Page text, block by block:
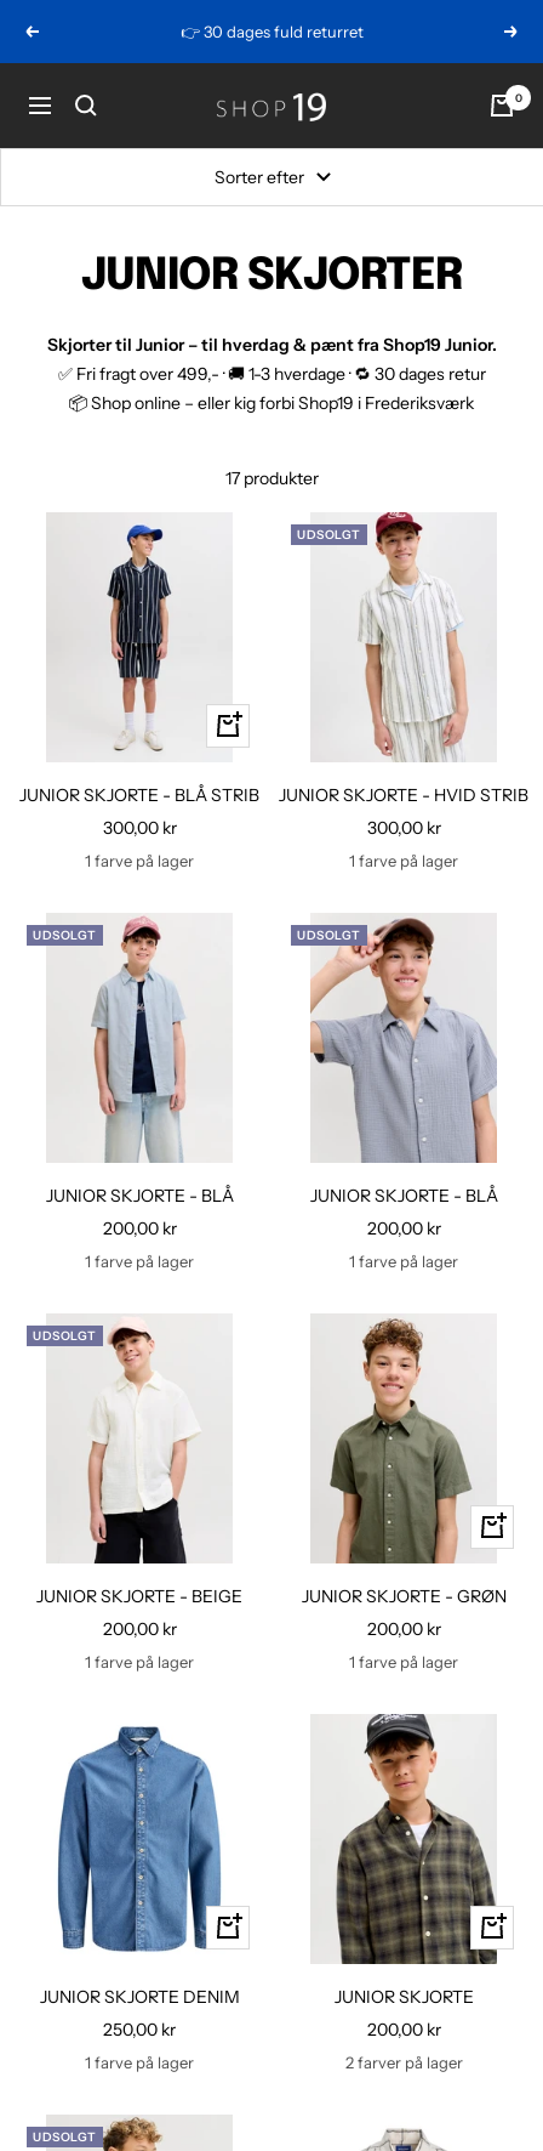
videreForrige 👉 30 dages fuld returret
Menu
Shop
0
Sorter efter
JUNIOR SKJORTER
Skjorter til Junior – til hverdag & pænt fra Shop19 Junior.
✅ Fri fragt over 499,- · 🚚 1-3 hverdage · 🔁 30 dages retur
📦 Shop online – eller kig forbi Shop19 i Frederiksværk
17 produkter
Hurtig
kig
JUNIOR SKJORTE - BLÅ STRIB
Udsalgspris
300,00 kr
1 farve på lager
UDSOLGT
JUNIOR SKJORTE - HVID STRIB
Udsalgspris
300,00 kr
1 farve på lager
UDSOLGT
JUNIOR SKJORTE - BLÅ
Udsalgspris
200,00 kr
1 farve på lager
UDSOLGT
JUNIOR SKJORTE - BLÅ
Udsalgspris
200,00 kr
1 farve på lager
UDSOLGT
JUNIOR SKJORTE - BEIGE
Udsalgspris
200,00 kr
1 farve på lager
Hurtig
kig
JUNIOR SKJORTE - GRØN
Udsalgspris
200,00 kr
1 farve på lager
Hurtig
kig
JUNIOR SKJORTE DENIM
Udsalgspris
250,00 kr
1 farve på lager
Hurtig
kig
JUNIOR SKJORTE
Udsalgspris
200,00 kr
2 farver på lager
UDSOLGT